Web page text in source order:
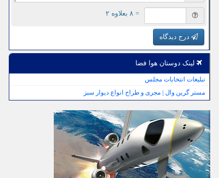
= ۸ بعلاوه ۲
درج دیدگاه
لینک دوستان هوا فضا
تبلیغات انتخابات مجلس
مستر گرین وال | مجری و طراح انواع دیوار سبز